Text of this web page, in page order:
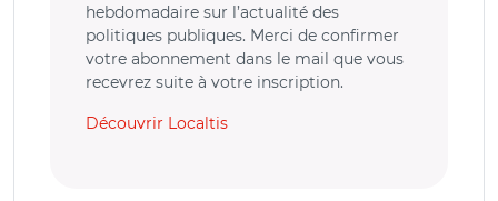
hebdomadaire sur l’actualité des
politiques publiques. Merci de confirmer
votre abonnement dans le mail que vous
recevrez suite à votre inscription.
Découvrir Localtis